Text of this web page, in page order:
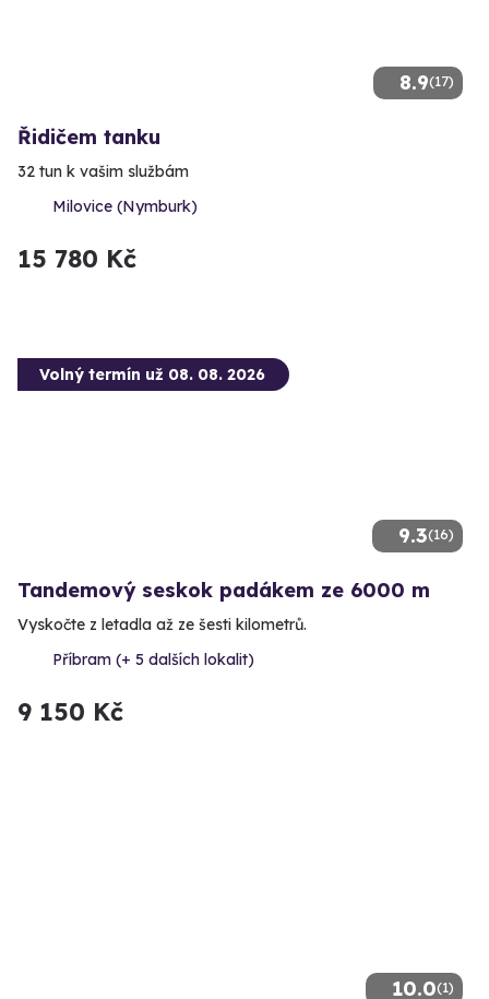
8.9(17)
Řidičem tanku
32 tun k vašim službám
Milovice (Nymburk)
15 780 Kč
9.3(16)
Volný termín už 08. 08. 2026
Tandemový seskok padákem ze 6000 m
Vyskočte z letadla až ze šesti kilometrů.
Příbram (+ 5 dalších lokalit)
9 150 Kč
10.0(1)